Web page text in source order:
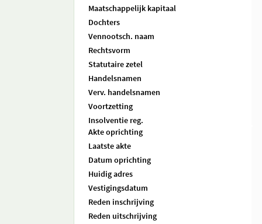
Maatschappelijk kapitaal
Dochters
Vennootsch. naam
Rechtsvorm
Statutaire zetel
Handelsnamen
Verv. handelsnamen
Voortzetting
Insolventie reg.
Akte oprichting
Laatste akte
Datum oprichting
Huidig adres
Vestigingsdatum
Reden inschrijving
Reden uitschrijving